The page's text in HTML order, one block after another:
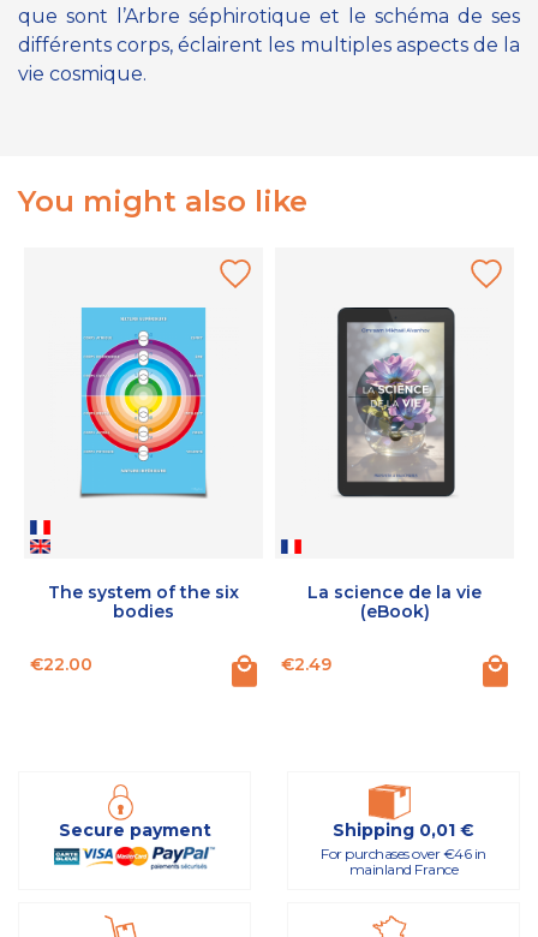
que sont l’Arbre séphirotique et le schéma de ses
différents corps, éclairent les multiples aspects de la
vie cosmique.
You might also like
The system of the six
bodies
Price
€22.00
La science de la vie
(eBook)
Price
€2.49
Secure payment Shipping 0,01 €
For purchases over €46 in
mainland France